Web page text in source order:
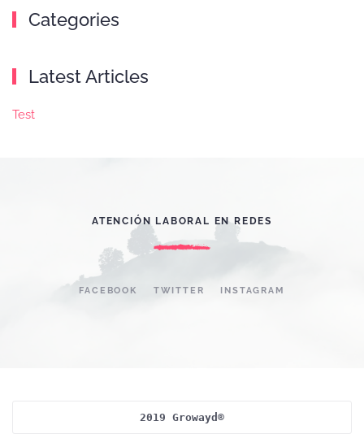
Categories
Latest Articles
Test
ATENCIÓN LABORAL EN REDES
FACEBOOK TWITTER INSTAGRAM
2019 Growayd®